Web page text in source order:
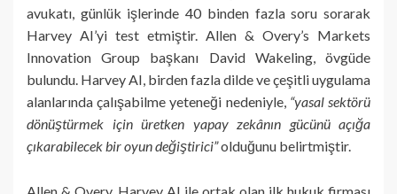
avukatı, günlük işlerinde 40 binden fazla soru sorarak
Harvey AI’yi test etmiştir. Allen & Overy’s Markets
Innovation Group başkanı David Wakeling, övgüde
bulundu. Harvey AI, birden fazla dilde ve çeşitli uygulama
alanlarında çalışabilme yeteneği nedeniyle, “yasal sektörü
dönüştürmek için üretken yapay zekânın gücünü açığa
çıkarabilecek bir oyun değiştirici”olduğunu belirtmiştir.
Allen & Overy, Harvey AI ile ortak olan ilk hukuk firması